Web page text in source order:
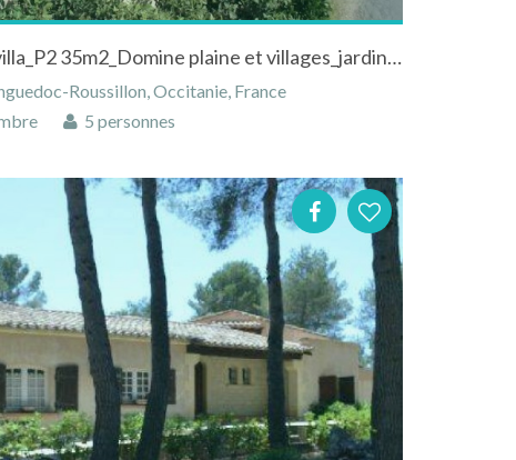
Appartement en RdC de villa_P2 35m2_Domine plaine et villages_jardin_Trés Calme
Roussillon, Occitanie, France
5 personnes